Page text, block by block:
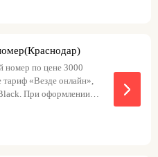
тарифами: -
Black
номер по цене 3000
«Везде онлайн»,
При оформлении
и элегантный номер